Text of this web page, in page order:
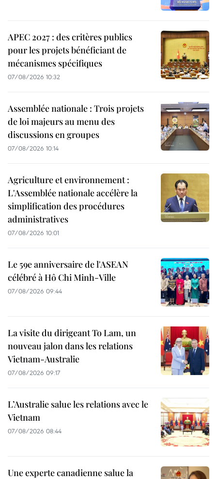
APEC 2027 : des critères publics
pour les projets bénéficiant de
mécanismes spécifiques
07/08/2026 10:32
Assemblée nationale : Trois projets
de loi majeurs au menu des
discussions en groupes
07/08/2026 10:14
Agriculture et environnement :
L'Assemblée nationale accélère la
simplification des procédures
administratives
07/08/2026 10:01
Le 59e anniversaire de l'ASEAN
célébré à Hô Chi Minh-Ville
07/08/2026 09:44
La visite du dirigeant To Lam, un
nouveau jalon dans les relations
Vietnam-Australie
07/08/2026 09:17
L’Australie salue les relations avec le
Vietnam
07/08/2026 08:44
Une experte canadienne salue la